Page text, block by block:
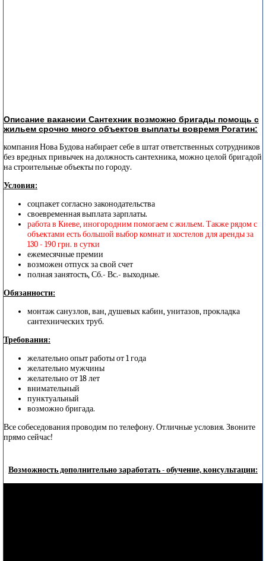
Описание вакансии Сантехник возможно бригады помощь с
жильем срочно много объектов выплаты вовремя Рогатин:
компания Нова Будова набирает себе в штат ответственных сотрудников
без вредных привычек на должность сантехника, можно целой бригадой
на строительные объекты по городу.
Условия:
соцпакет согласно законодательства
своевременная выплата зарплаты.
работа в Киеве, иногородним помогаем с жильем. Также рядом с
объектами есть большой выбор комнат и хостелов для аренды за
130 - 190 грн. в сутки
ежемесячные премии
возможен отпуск за свой счет
полная занятость, Сб.- Вс.- выходные.
Обязанности:
монтаж санузлов, ван, душевых кабин, унитазов, прокладка
сантехнических труб.
Требования:
желательно опыт работы от 1 года
желательно мужчины
желательно от 18 лет
внимательный
пунктуальный
возможно бригада.
Все собеседования проводим по телефону. Отличные условия. Звоните
прямо сейчас!
Возможность дополнительно заработать - обучение, консультации: